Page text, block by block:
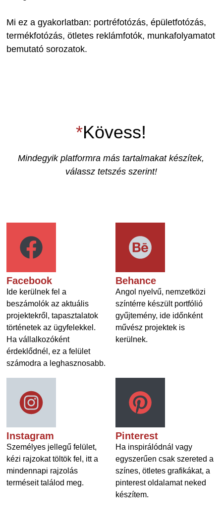
Mi ez a gyakorlatban: portréfotózás, épületfotózás,
termékfotózás, ötletes reklámfotók, munkafolyamatot
bemutató sorozatok.
*Kövess!
Mindegyik platformra más tartalmakat készítek,
válassz tetszés szerint!
Facebook
Ide kerülnek fel a
beszámolók az aktuális
projektekről, tapasztalatok
történetek az ügyfelekkel.
Ha vállalkozóként
érdeklődnél, ez a felület
számodra a leghasznosabb.
Behance
Angol nyelvű, nemzetközi
színtérre készült portfólió
gyűjtemény, ide időnként
művész projektek is
kerülnek.
Instagram
Személyes jellegű felület,
kézi rajzokat töltök fel, itt a
mindennapi rajzolás
terméseit találod meg.
Pinterest
Ha inspirálódnál vagy
egyszerűen csak szereted a
színes, ötletes grafikákat, a
pinterest oldalamat neked
készítem.